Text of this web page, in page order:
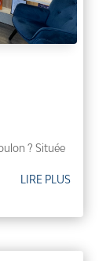
? Située
LIRE PLUS